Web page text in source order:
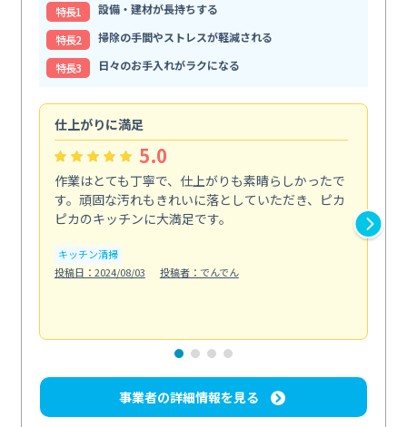
特⻑1
設備・建材が長持ちする
特⻑2
掃除の手間やストレスが軽減される
特⻑3
日々のお手入れがラクになる
仕上がりに満足
5.0
作業はとても丁寧で、仕上がりも素晴らしかったで
す。頑固な汚れもきれいに落としていただき、ピカ
ピカのキッチンに大満足です。
キッチン清掃
投稿日：2024/08/03
投稿者：でんでん
事業者の詳細情報を見る